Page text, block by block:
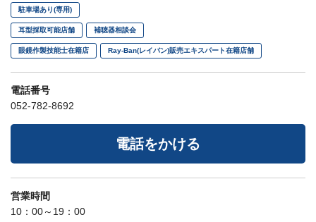
駐車場あり(専用)
耳型採取可能店舗 補聴器相談会
眼鏡作製技能士在籍店 Ray-Ban(レイバン)販売エキスパート在籍店舗
電話番号
052-782-8692
電話をかける
営業時間
10：00～19：00